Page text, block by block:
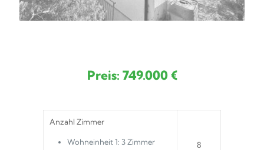
Preis: 749.000 €
Anzahl Zimmer
Wohneinheit 1: 3 Zimmer
8